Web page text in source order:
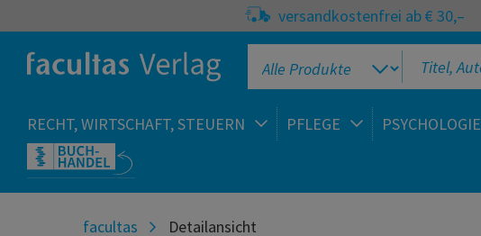
versandkostenfrei ab € 30,–
RECHT, WIRTSCHAFT, STEUERN PFLEGE PSYCHOLOGIE
facultas Detailansicht